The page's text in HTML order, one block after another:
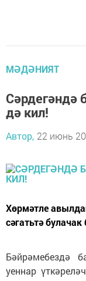
МӘДӘНИЯТ
Сәрдегәндә
дә кил!
Автор, 22 июнь
Хөрмәтле
сәгатьтә
Бәйрәмебездә
уеннар